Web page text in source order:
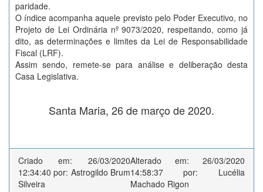
paridade.
O índice acompanha aquele previsto pelo Poder Executivo, no
Projeto de Lei Ordinária nº 9073/2020, respeitando, como já
dito, as determinações e limites da Lei de Responsabilidade
Fiscal (LRF).
Assim sendo, remete-se para análise e deliberação desta
Casa Legislativa.
Santa Maria, 26 de março de 2020.
Criado em: 26/03/2020
12:34:40 por: Astrogildo Brum
Silveira
Alterado em: 26/03/2020
14:58:37 por: Lucélia
Machado Rigon